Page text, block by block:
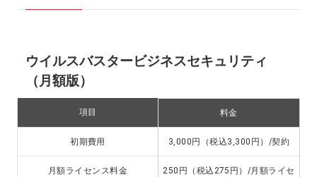
ウイルスバスタービジネスセキュリティ
（月額版）
項目 料金
初期費用 3,000円（税込3,300 円）/契約
月額ライセンス料金 250 円（税込275 円）/月額ライセ